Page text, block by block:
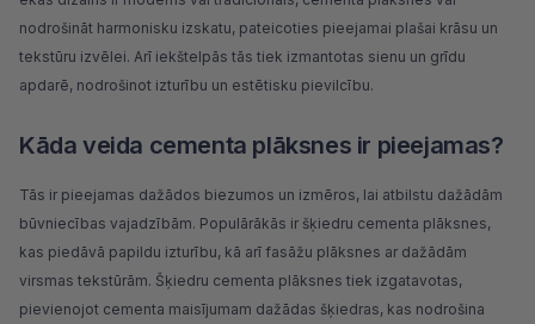
nodrošināt harmonisku izskatu, pateicoties pieejamai plašai krāsu un
tekstūru izvēlei. Arī iekštelpās tās tiek izmantotas sienu un grīdu
apdarē, nodrošinot izturību un estētisku pievilcību.
Kāda veida cementa plāksnes ir pieejamas?
Tās ir pieejamas dažādos biezumos un izmēros, lai atbilstu dažādām
būvniecības vajadzībām. Populārākās ir šķiedru cementa plāksnes,
kas piedāvā papildu izturību, kā arī fasāžu plāksnes ar dažādām
virsmas tekstūrām. Šķiedru cementa plāksnes tiek izgatavotas,
pievienojot cementa maisījumam dažādas šķiedras, kas nodrošina